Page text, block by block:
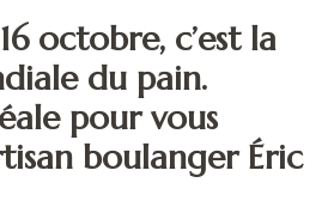
octobre, c’est la
du pain.
pour vous
boulanger Éric